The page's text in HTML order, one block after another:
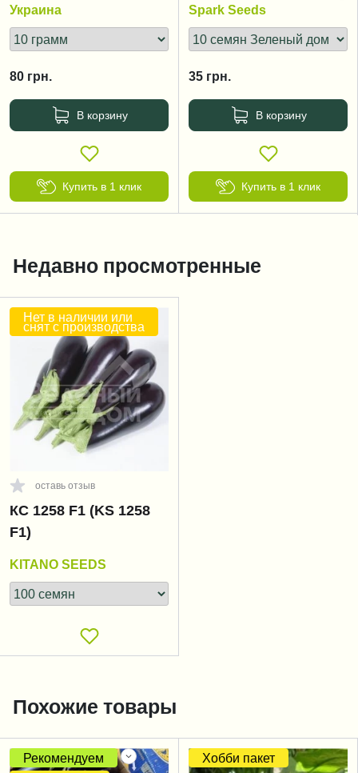
Украина
80 грн.
В корзину
Купить в 1 клик
Spark Seeds
35 грн.
В корзину
Купить в 1 клик
Недавно просмотренные
Нет в наличии или
снят с производства
оставь отзыв
КС 1258 F1 (KS 1258
F1)
KITANO SEEDS
Похожие товары
Рекомендуем
Хобби пакет